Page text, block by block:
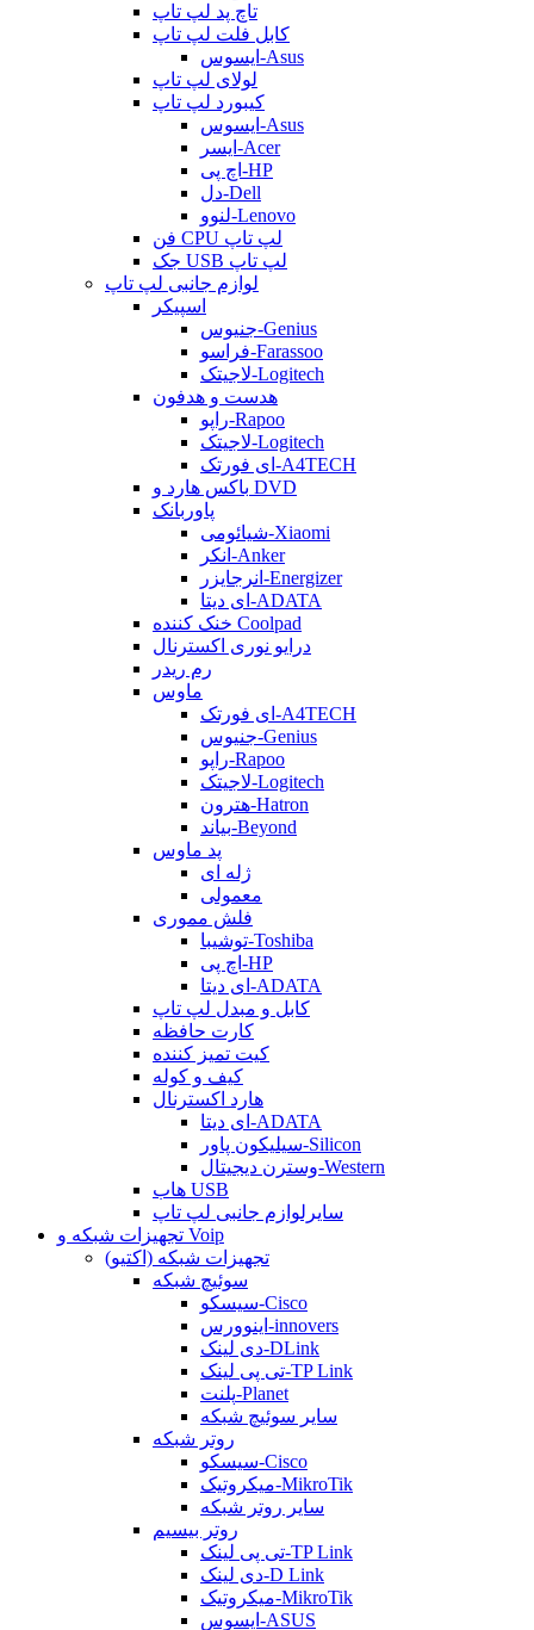
تاچ پد لپ تاپ
کابل فلت لپ تاپ
ایسوس-Asus
لولای لپ تاپ
کیبورد لپ تاپ
ایسوس-Asus
ایسر-Acer
اچ پی-HP
دل-Dell
لنوو-Lenovo
فن CPU لپ تاپ
جک USB لپ تاپ
لوازم جانبی لپ تاپ
اسپیکر
جنیوس-Genius
فراسو-Farassoo
لاجیتک-Logitech
هدست و هدفون
راپو-Rapoo
لاجیتک-Logitech
ای فورتک-A4TECH
باکس هارد و DVD
پاوربانک
شیائومی-Xiaomi
انکر-Anker
انرجایزر-Energizer
ای دیتا-ADATA
خنک کننده Coolpad
درایو نوری اکسترنال
رم ریدر
ماوس
ای فورتک-A4TECH
جنیوس-Genius
راپو-Rapoo
لاجیتک-Logitech
هترون-Hatron
بیاند-Beyond
پد ماوس
ژله ای
معمولی
فلش مموری
توشیبا-Toshiba
اچ پی-HP
ای دیتا-ADATA
کابل و مبدل لپ تاپ
کارت حافظه
کیت تمیز کننده
کیف و کوله
هارد اکسترنال
ای دیتا-ADATA
سیلیکون پاور-Silicon
وسترن دیجیتال-Western
هاب USB
سایرلوازم جانبی لپ تاپ
تجهیزات شبکه و Voip
تجهیزات شبکه (اکتیو)
سوئیچ شبکه
سیسکو-Cisco
اینوورس-innovers
دی لینک-DLink
تی پی لینک-TP Link
پلنت-Planet
سایر سوئیچ شبکه
روتر شبکه
سیسکو-Cisco
میکروتیک-MikroTik
سایر روتر شبکه
روتر بیسیم
تی پی لینک-TP Link
دی لینک-D Link
میکروتیک-MikroTik
ایسوس-ASUS